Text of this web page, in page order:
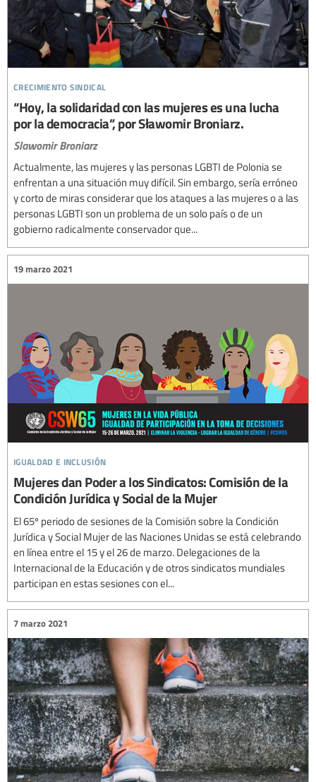
crecimiento sindical
“Hoy, la solidaridad con las mujeres es una lucha
por la democracia”, por Sławomir Broniarz.
Slawomir Broniarz
Actualmente, las mujeres y las personas LGBTI de Polonia se
enfrentan a una situación muy difícil. Sin embargo, sería erróneo
y corto de miras considerar que los ataques a las mujeres o a las
personas LGBTI son un problema de un solo país o de un
gobierno radicalmente conservador que...
igualdad e inclusión
19 marzo 2021
Mujeres dan Poder a los Sindicatos: Comisión de la
Condición Jurídica y Social de la Mujer
El 65º periodo de sesiones de la Comisión sobre la Condición
Jurídica y Social Mujer de las Naciones Unidas se está celebrando
en línea entre el 15 y el 26 de marzo. Delegaciones de la
Internacional de la Educación y de otros sindicatos mundiales
participan en estas sesiones con el...
7 marzo 2021